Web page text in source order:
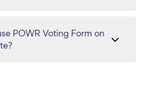
POWR Voting Form on